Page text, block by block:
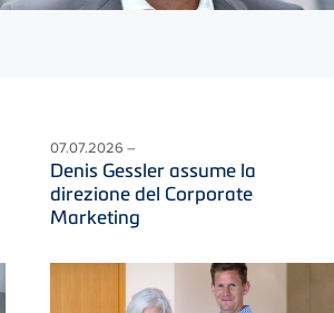
07.07.2026 –
Denis Gessler assume la
direzione del Corporate
Marketing